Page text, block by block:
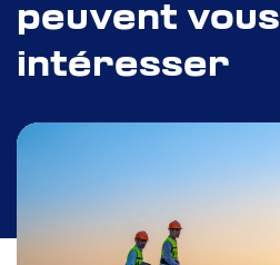
peuvent vous
intéresser